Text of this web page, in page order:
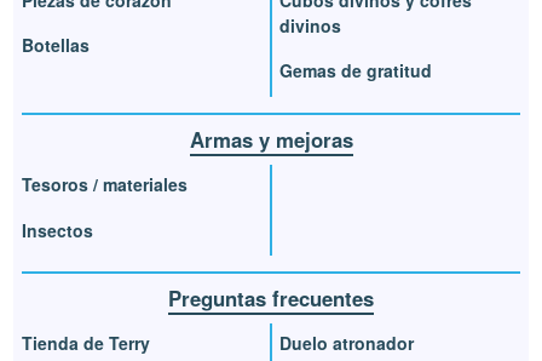
Botellas
divinos
Gemas de gratitud
Armas y mejoras
Tesoros / materiales
Insectos
Preguntas frecuentes
Tienda de Terry
Duelo atronador